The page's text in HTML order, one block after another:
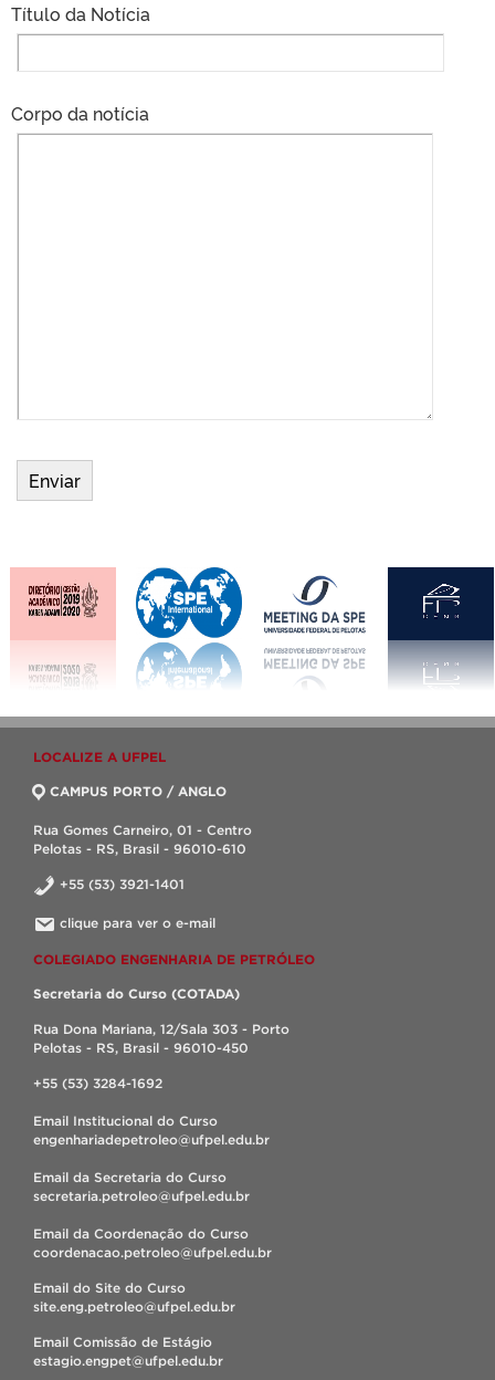
Título da Notícia
Corpo da notícia
LOCALIZE A UFPEL
CAMPUS PORTO / ANGLO
Rua Gomes Carneiro, 01 - Centro
Pelotas - RS, Brasil - 96010-610
+55 (53) 3921-1401
clique para ver o e-mail
COLEGIADO ENGENHARIA DE PETRÓLEO
Secretaria do Curso (COTADA)
Rua Dona Mariana, 12/Sala 303 - Porto
Pelotas - RS, Brasil - 96010-450
+55 (53) 3284-1692
Email Institucional do Curso
engenhariadepetroleo@ufpel.edu.br
Email da Secretaria do Curso
secretaria.petroleo@ufpel.edu.br
Email da Coordenação do Curso
coordenacao.petroleo@ufpel.edu.br
Email do Site do Curso
site.eng.petroleo@ufpel.edu.br
Email Comissão de Estágio
estagio.engpet@ufpel.edu.br